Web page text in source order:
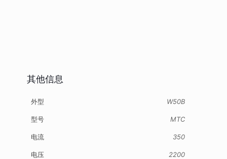
其他信息
外型 W50B
型号 MTC
电流 350
电压 2200